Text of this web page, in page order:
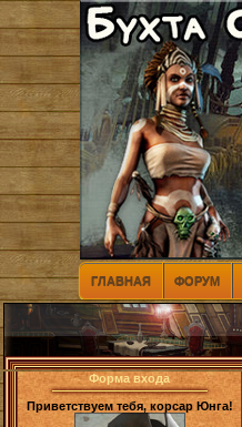
ГЛАВНАЯ ФОРУМ
Форма входа
Приветствуем тебя, корсар Юнга!